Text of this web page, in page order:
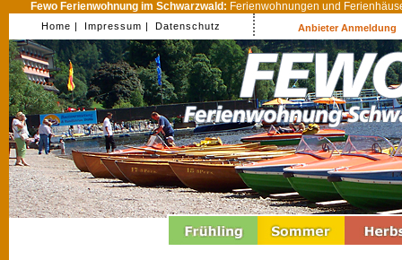
Fewo Ferienwohnung im Schwarzwald: Ferienwohnungen und
Home | Impressum | Datenschutz Anbieter Anmeldung